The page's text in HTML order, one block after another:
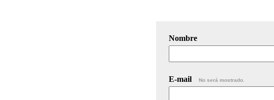
Nombre
E-mail No será mostrado.